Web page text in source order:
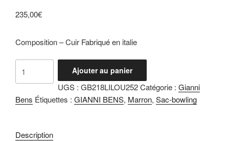
235,00€
Composition – Cuir Fabriqué en italie
Marron
Ajouter au panier
UGS : GB218LILOU252 Catégorie : Gianni
Bens Étiquettes : GIANNI BENS, Marron, Sac-bowling
Description